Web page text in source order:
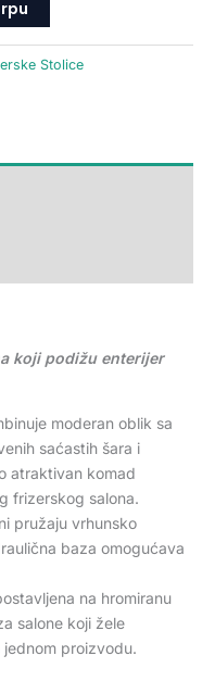
Stolice
koji podižu enterijer
moderan oblik sa
saćastih šara i
atraktivan komad
frizerskog salona.
pružaju vrhunsko
baza omogućava
na hromiranu
salone koji žele
proizvodu.